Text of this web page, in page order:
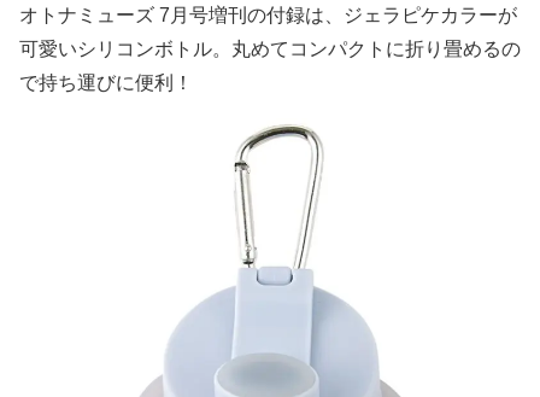
オトナミューズ 7月号増刊の付録は、ジェラピケカラーが
可愛いシリコンボトル。丸めてコンパクトに折り畳めるの
で持ち運びに便利！